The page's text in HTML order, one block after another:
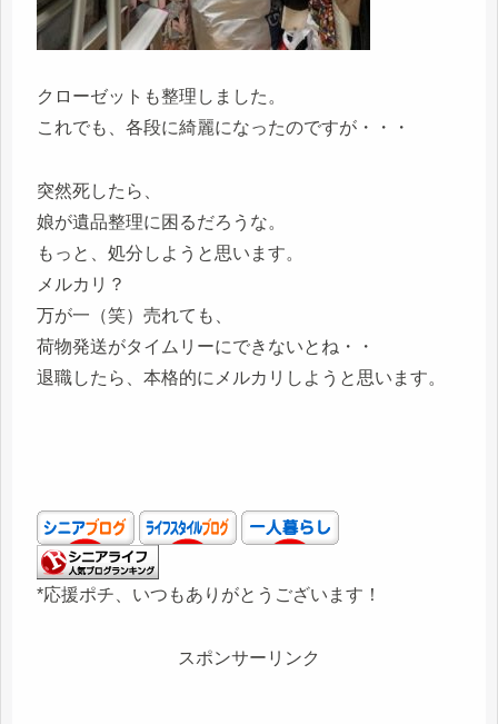
クローゼットも整理しました。
これでも、各段に綺麗になったのですが・・・
突然死したら、
娘が遺品整理に困るだろうな。
もっと、処分しようと思います。
メルカリ？
万が一（笑）売れても、
荷物発送がタイムリーにできないとね・・
退職したら、本格的にメルカリしようと思います。
*応援ポチ、いつもありがとうございます！
スポンサーリンク